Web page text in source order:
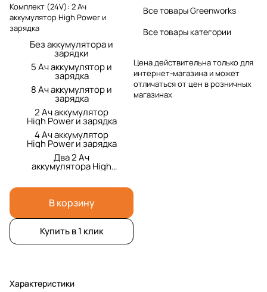
Комплект (24V): 2 Ач
аккумулятор High Power и
зарядка
Без аккумулятора и
зарядки
5 Ач аккумулятор и
зарядка
8 Ач аккумулятор и
зарядка
2 Ач аккумулятор
High Power и зарядка
4 Ач аккумулятор
High Power и зарядка
Два 2 Ач
аккумулятора High
Power и зарядка
В корзину
Купить в 1 клик
Характеристики
Все товары Greenworks
Все товары категории
Цена действительна только для
интернет-магазина и может
отличаться от цен в розничных
магазинах